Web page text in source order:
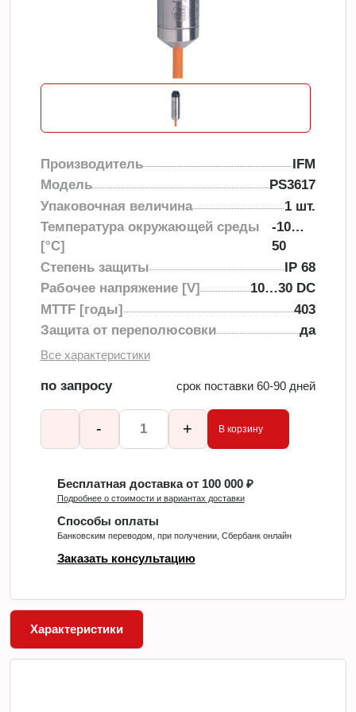
Производитель
IFM
Модель
PS3617
Упаковочная величина
1 шт.
Температура окружающей среды
[°C]
-10…
50
Степень защиты
IP 68
Рабочее напряжение [V]
10…30 DC
MTTF [годы]
403
Защита от переполюсовки
да
Все характеристики
по запросу срок поставки 60-90 дней
- + В корзину
Бесплатная доставка от 100 000 ₽
Подробнее о стоимости и вариантах доставки
Способы оплаты
Банковским переводом, при получении, Сбербанк онлайн
Заказать консультацию
Характеристики